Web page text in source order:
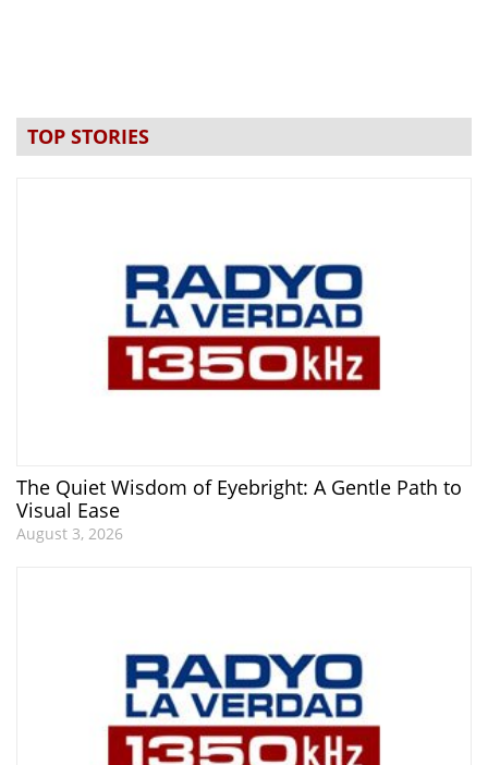
TOP STORIES
The Quiet Wisdom of Eyebright: A Gentle Path to
Visual Ease
August 3, 2026